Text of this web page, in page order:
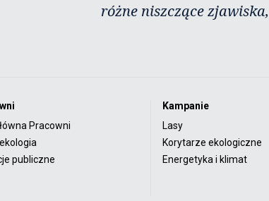
różne niszczące
Pracowni
publiczne
Kampanie
Lasy
Korytarze ekologiczne
Energetyka i klimat